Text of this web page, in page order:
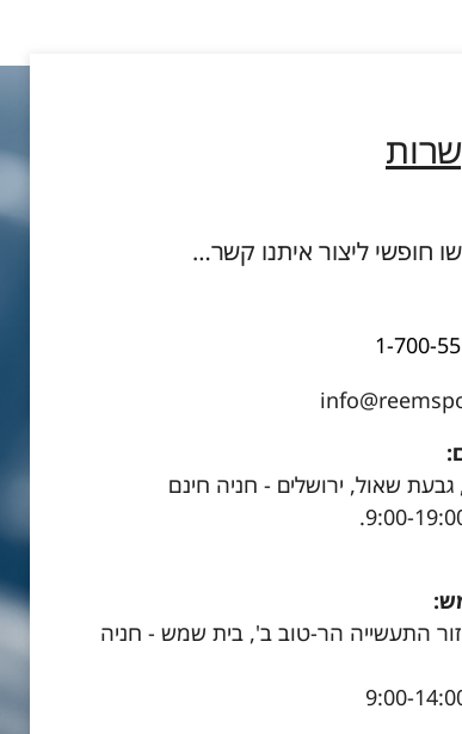
חופשי ליצור איתנו קשר…
1-700-
4, אזור התעשייה הר-טוב ב', בית שמש - חניה